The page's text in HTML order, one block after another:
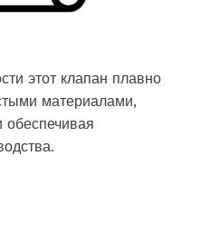
этот клапан плавно
материалами,
обеспечивая